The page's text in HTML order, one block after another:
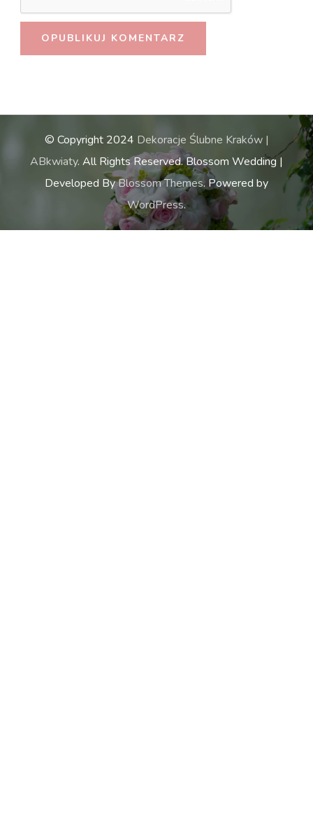
© Copyright 2024 Dekoracje Ślubne Kraków |
ABkwiaty. All Rights Reserved.Blossom Wedding |
Developed ByBlossom Themes. Powered by
WordPress.